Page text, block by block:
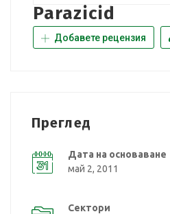
Parazicid
Добавете рецензия
Преглед
Дата на основаване
май 2, 2011
Сектори